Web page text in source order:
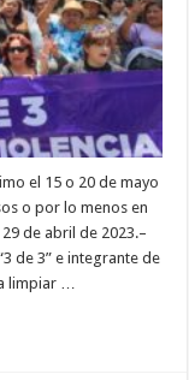
el 15 o 20 de mayo
o por lo menos en
de abril de 2023.–
de 3” e integrante de
limpiar …